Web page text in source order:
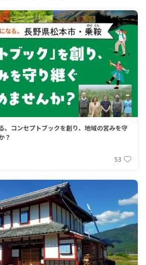
。コンセプトブックを創り、地域の営みを守
？
53